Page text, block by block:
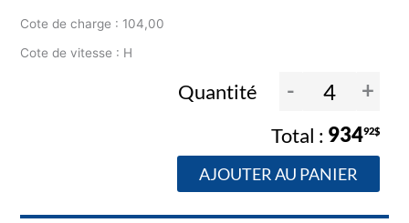
Cote de charge : 104,00
Cote de vitesse : H
Quantité - +
93492$
AJOUTER AU PANIER